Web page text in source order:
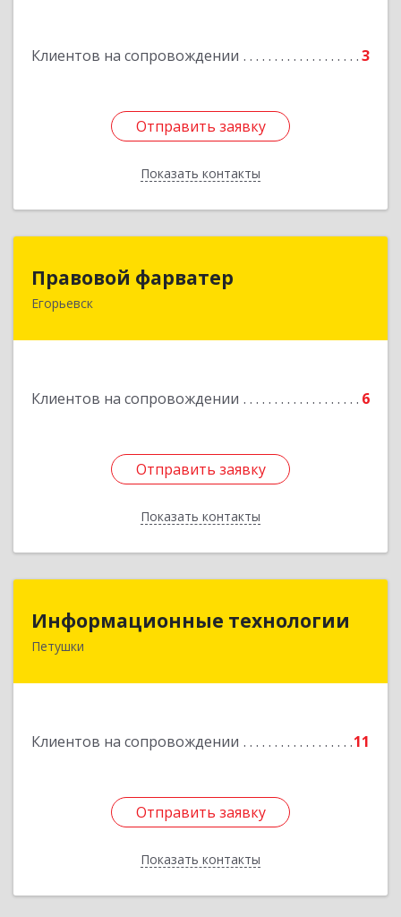
Клиентов на сопровождении 3
Отправить заявку
Показать контакты
Подробнее
Отправить заявку
Назад
Правовой фарватер
Егорьевск
Клиентов на сопровождении 6
Отправить заявку
Показать контакты
Отправить заявку
Назад
Информационные технологии
Петушки
Клиентов на сопровождении 11
Отправить заявку
Показать контакты
Информационные технологии
Отправить заявку
Назад